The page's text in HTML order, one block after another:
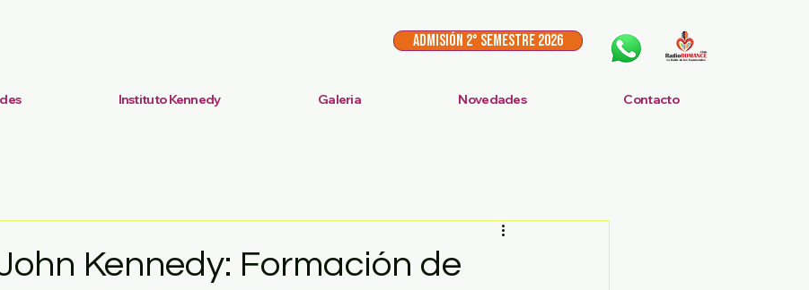
ADMISIÓN 2° Semestre 2026
Instituto Kennedy Galeria Novedades Contacto
Kennedy: Formación de